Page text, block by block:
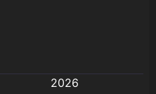
2026